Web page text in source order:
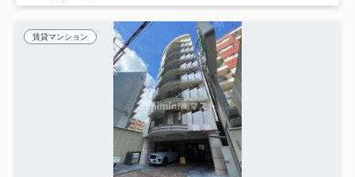
賃貸マンション